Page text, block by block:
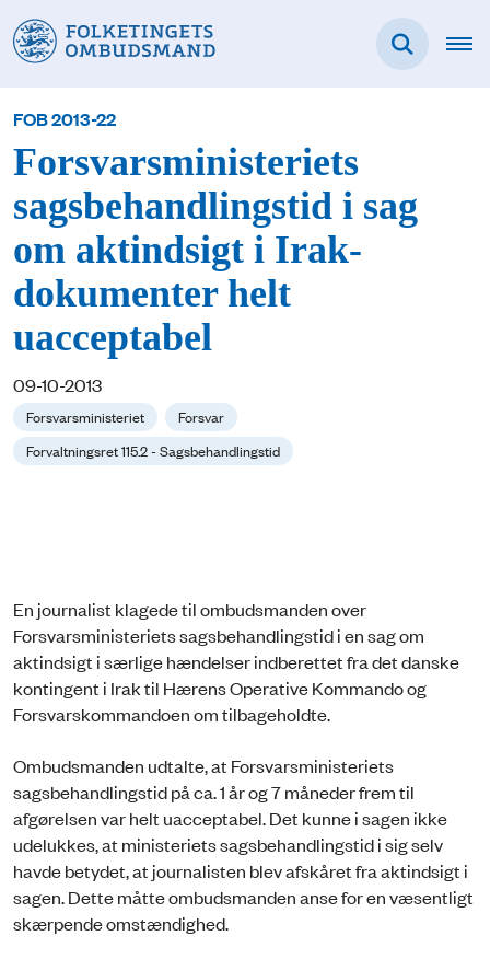
FOB 2013-22
Forsvarsministeriets
sagsbehandlingstid i sag
om aktindsigt i Irak-
dokumenter helt
uacceptabel
09-10-2013
Forsvarsministeriet
Forsvar
Forvaltningsret 115.2 - Sagsbehandlingstid
En journalist klagede til ombudsmanden over
Forsvarsministeriets sagsbehandlingstid i en sag om
aktindsigt i særlige hændelser indberettet fra det danske
kontingent i Irak til Hærens Operative Kommando og
Forsvarskommandoen om tilbageholdte.
Ombudsmanden udtalte, at Forsvarsministeriets
sagsbehandlingstid på ca. 1 år og 7 måneder frem til
afgørelsen var helt uacceptabel. Det kunne i sagen ikke
udelukkes, at ministeriets sagsbehandlingstid i sig selv
havde betydet, at journalisten blev afskåret fra aktindsigt i
sagen. Dette måtte ombudsmanden anse for en væsentligt
skærpende omstændighed.